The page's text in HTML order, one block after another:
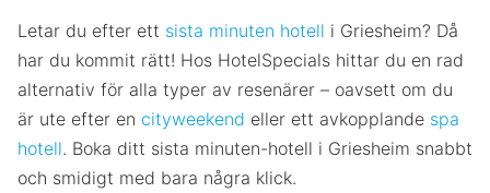
Letar du efter ett sista minuten hotell i Griesheim? Då
har du kommit rätt! Hos HotelSpecials hittar du en rad
alternativ för alla typer av resenärer – oavsett om du
är ute efter en cityweekend eller ett avkopplande spa
hotell. Boka ditt sista minuten-hotell i Griesheim snabbt
och smidigt med bara några klick.